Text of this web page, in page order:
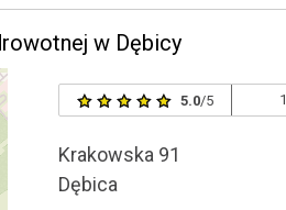
w Dębicy
5.0/5
Krakowska 91
Dębica